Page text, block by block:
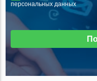
персональных данных